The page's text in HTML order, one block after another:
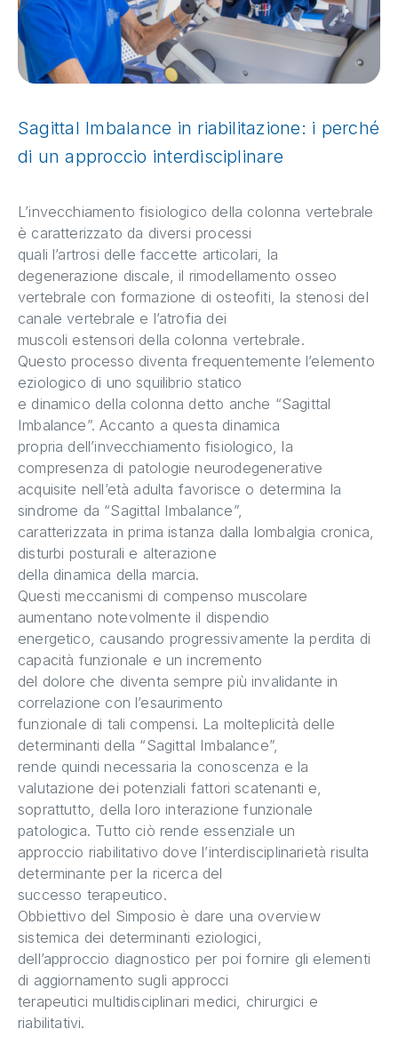
Sagittal Imbalance in riabilitazione: i perché
di un approccio interdisciplinare
L’invecchiamento fisiologico della colonna vertebrale
è caratterizzato da diversi processi
quali l’artrosi delle faccette articolari, la
degenerazione discale, il rimodellamento osseo
vertebrale con formazione di osteofiti, la stenosi del
canale vertebrale e l’atrofia dei
muscoli estensori della colonna vertebrale.
Questo processo diventa frequentemente l’elemento
eziologico di uno squilibrio statico
e dinamico della colonna detto anche “Sagittal
Imbalance”. Accanto a questa dinamica
propria dell’invecchiamento fisiologico, la
compresenza di patologie neurodegenerative
acquisite nell’età adulta favorisce o determina la
sindrome da “Sagittal Imbalance”,
caratterizzata in prima istanza dalla lombalgia cronica,
disturbi posturali e alterazione
della dinamica della marcia.
Questi meccanismi di compenso muscolare
aumentano notevolmente il dispendio
energetico, causando progressivamente la perdita di
capacità funzionale e un incremento
del dolore che diventa sempre più invalidante in
correlazione con l’esaurimento
funzionale di tali compensi. La molteplicità delle
determinanti della “Sagittal Imbalance”,
rende quindi necessaria la conoscenza e la
valutazione dei potenziali fattori scatenanti e,
soprattutto, della loro interazione funzionale
patologica. Tutto ciò rende essenziale un
approccio riabilitativo dove l’interdisciplinarietà risulta
determinante per la ricerca del
successo terapeutico.
Obbiettivo del Simposio è dare una overview
sistemica dei determinanti eziologici,
dell’approccio diagnostico per poi fornire gli elementi
di aggiornamento sugli approcci
terapeutici multidisciplinari medici, chirurgici e
riabilitativi.